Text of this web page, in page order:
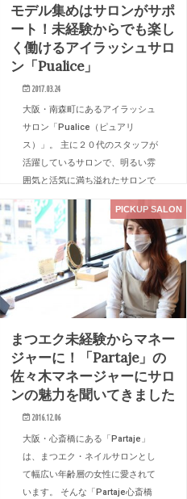
モデル集めはサロンがサポ
ート！未経験からでも楽し
く働けるアイラッシュサロ
ン「Pualice」
2017.03.24
大阪・南森町にあるアイラッシュ
サロン「Pualice（ピュアリ
ス）」。 主に２０代のスタッフが
活躍しているサロンで、明るい雰
囲気と活気に満ち溢れたサロンで
す。 スタッフ同士がとても仲良く
イベントなども積極的に行ってい
るの…
PICKUP SALON
まつエク未経験からマネー
ジャーに！「Partaje」の
佐々木マネージャーにサロ
ンの魅力を聞いてきました
2016.12.06
大阪・心斎橋にある「Partaje」
は、まつエク・ネイルサロンとし
て幅広い年齢層の女性に愛されて
います。 そんな「Partaje心斎橋